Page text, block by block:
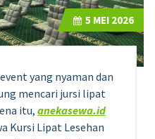
yang nyaman dan
mencari jursi lipat
itu, anekasewa.id
Kursi Lipat Lesehan
5 MEI 2026